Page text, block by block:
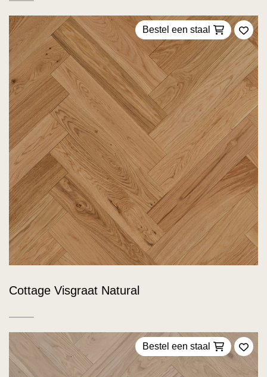
Bestel een staal
Cottage Visgraat Natural
Bestel een staal